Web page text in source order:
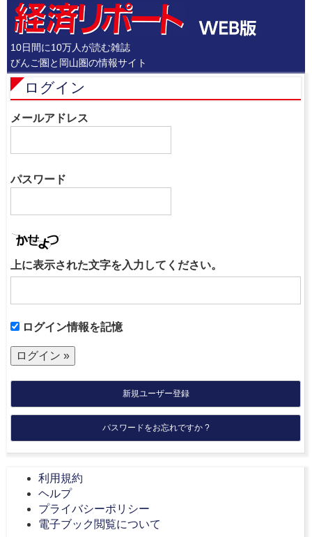
10日間に10万人が読む雑誌
びんご圏と岡山圏の情報サイト
ログイン
メールアドレス
パスワード
上に表示された文字を入力してください。
ログイン情報を記憶
新規ユーザー登録
パスワードをお忘れですか ?
利用規約
ヘルプ
プライバシーポリシー
電子ブック閲覧について